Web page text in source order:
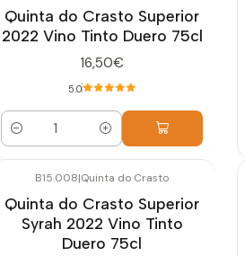
Quinta do Crasto Superior
2022 Vino Tinto Duero 75cl
16,50€
5.0
Cantidad
B15.008|Quinta do Crasto
Quinta do Crasto Superior
Syrah 2022 Vino Tinto
Duero 75cl